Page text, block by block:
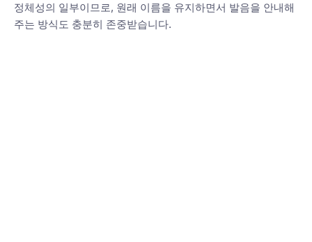
정체성의 일부이므로, 원래 이름을 유지하면서 발음을 안내해
주는 방식도 충분히 존중받습니다.